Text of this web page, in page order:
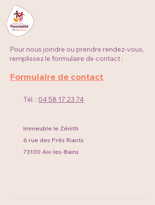
Pour nous joindre ou prendre rendez-vous,
remplissez le formulaire de contact :
Formulaire de contact
Tél. : 04 58 17 23 74
Immeuble le Zénith
6 rue des Prés Riants
73100 Aix-les-Bains